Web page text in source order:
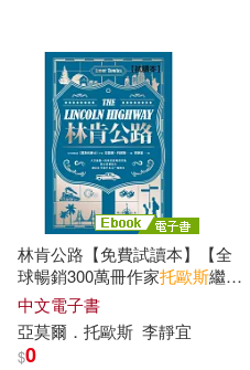
林肯公路【免費試讀本】【全
球暢銷300萬冊作家托歐斯繼
《莫斯科紳士》後的百萬銷售
新作】 (電子書)
中文電子書
亞莫爾 ． 托歐斯 李靜宜
$0